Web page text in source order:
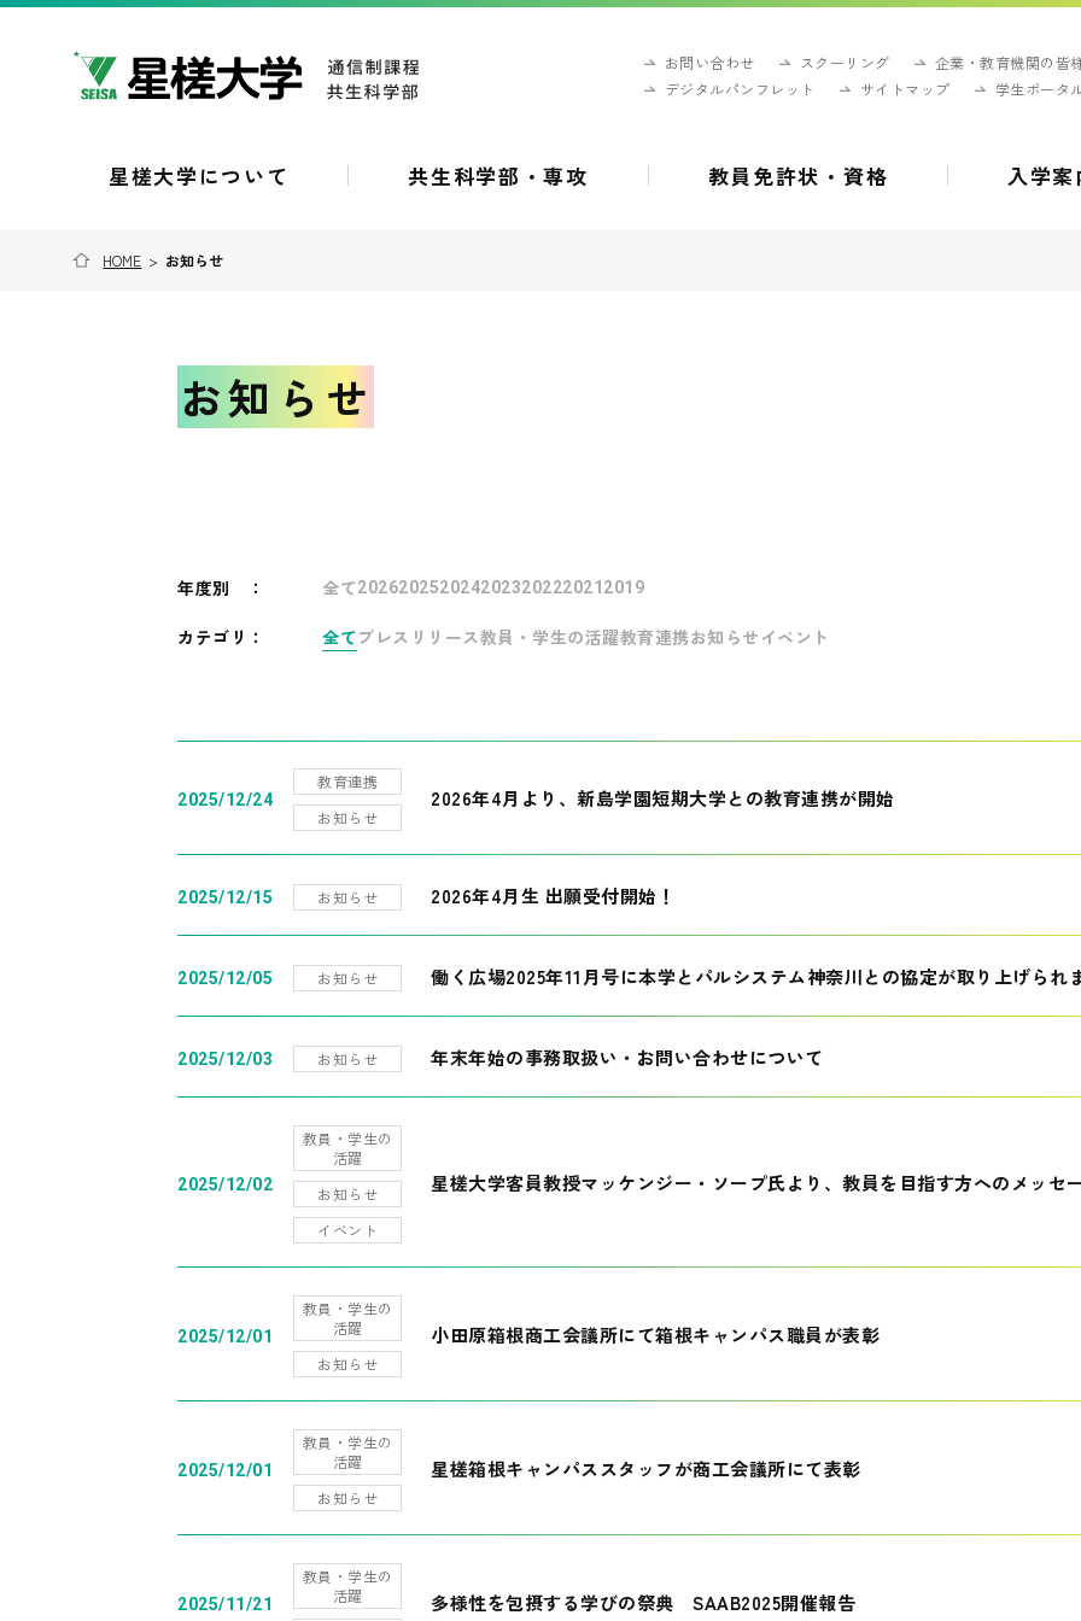
お問い合わせ スクーリング
企業・教育機関の皆
デジタルパンフレット
サイトマップ 学生ポータ
星槎大学について 共生科学部・専攻 教員免許状・資格 入学案
HOME > お知らせ
お知らせ
年度別 ： 全て202620252024202320222021 2019
カテゴリ： 全て プレスリリース教員・学生の活躍教育連携お知らせ イベント
2025/12/24
教育連携
お知らせ
2026年4月より、新島学園短期大学との教育連携が開始
2025/12/15 お知らせ 2026年4月生 出願受付開始！
2025/12/05 お知らせ 働く広場2025年11月号に本学とパルシステム神奈川との協定が取り上げられ
2025/12/03 お知らせ 年末年始の事務取扱い・お問い合わせについて
2025/12/02
教員・学生の
活躍
お知らせ
イベント
星槎大学客員教授マッケンジー・ソープ氏より、教員を目指す方へのメッセ
2025/12/01
教員・学生の
活躍
お知らせ
小田原箱根商工会議所にて箱根キャンパス職員が表彰
2025/12/01
教員・学生の
活躍
お知らせ
星槎箱根キャンパススタッフが商工会議所にて表彰
2025/11/21
教員・学生の
活躍
多様性を包摂する学びの祭典 SAAB2025開催報告